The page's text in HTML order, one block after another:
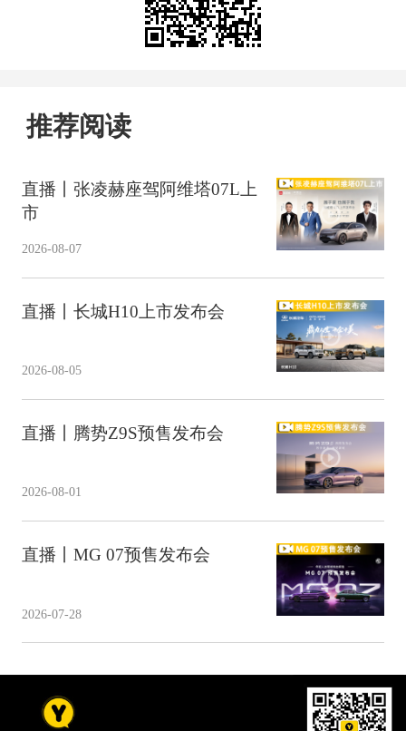
推荐阅读
直播丨张凌赫座驾阿维塔07L上
市
2026-08-07
直播丨长城H10上市发布会
2026-08-05
直播丨腾势Z9S预售发布会
2026-08-01
直播丨MG 07预售发布会
2026-07-28